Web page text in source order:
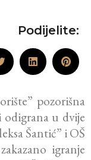
Podijelite:
pozorišna
odigrana u dvije
Šantić” i OŠ
igranje